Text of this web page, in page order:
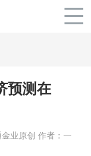
预测在
业原创 作者：一